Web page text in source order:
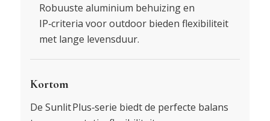
Robuuste aluminium behuizing en
IP‑criteria voor outdoor bieden flexibiliteit
met lange levensduur.
Kortom
De Sunlit Plus‑serie biedt de perfecte balans